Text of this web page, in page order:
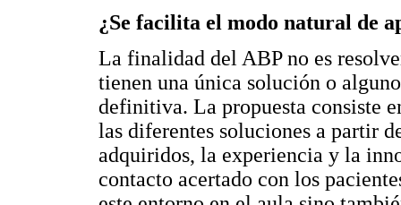
¿Se facilita el modo natural de
La finalidad del ABP no es
tienen una única solución o
definitiva. La propuesta consiste
las diferentes soluciones a partir
adquiridos, la experiencia y la
contacto acertado con los